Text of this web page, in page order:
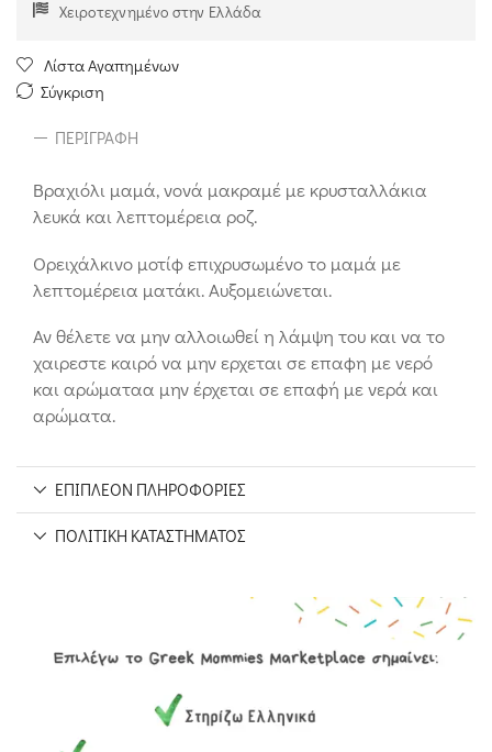
Χειροτεχνημένο στην Ελλάδα
Λίστα Αγαπημένων
Σύγκριση
ΠΕΡΙΓΡΑΦΉ
Βραχιόλι μαμά, νονά μακραμέ με κρυσταλλάκια
λευκά και λεπτομέρεια ροζ.
Ορειχάλκινο μοτίφ επιχρυσωμένο το μαμά με
λεπτομέρεια ματάκι. Αυξομειώνεται.
Αν θέλετε να μην αλλοιωθεί η λάμψη του και να το
χαιρεστε καιρό να μην ερχεται σε επαφη με νερό
και αρώματαα μην έρχεται σε επαφή με νερά και
αρώματα.
ΕΠΙΠΛΈΟΝ ΠΛΗΡΟΦΟΡΊΕΣ
ΠΟΛΙΤΙΚΉ ΚΑΤΑΣΤΉΜΑΤΟΣ